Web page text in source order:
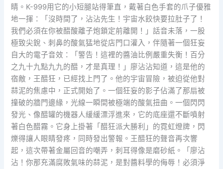
睛。K-999用它的小短腿站得筆直，戴著白色手套的爪子優雅
地一揮：「沒時間了，沾沾先生！宇宙水餃快要拉肚子了！
我們必須在你被醋酸離子炮鎖定前離開！」話音未落，一股
極致尖銳、刺鼻的酸氣猛地從店門口灌入，伴隨著一個狂妄
自大的電子音效：「警告！這裡的醬油比例嚴重失衡！百分
之九十九點九九的醋，才是真理！」廖沾沾知道，這是他的
宿敵，王醋狂，已經找上門了。他的宇宙冒險，被迫從他對
蒜泥的焦慮中，正式開始了。一個狂妄的影子佔滿了那扇被
撞破的牆門邊緣，光線一瞬間被極端的酸氣扭曲。一個閃閃
發光、像醋罐的機器人緩緩漂浮進來，它的底座還不斷噴射
著白色醋霧。它身上掛著「醋狂派大勝利」的霓虹燈牌，閃
爍得讓人眼睛發疼，同時發出警報。王醋狂的聲音再次響
起，這次帶著金屬回音的嘲弄，刺耳得像是磨砂紙。「廖沾
沾！你那充滿腐敗氣味的蒜泥，是對醬料學的侮辱！必須淨